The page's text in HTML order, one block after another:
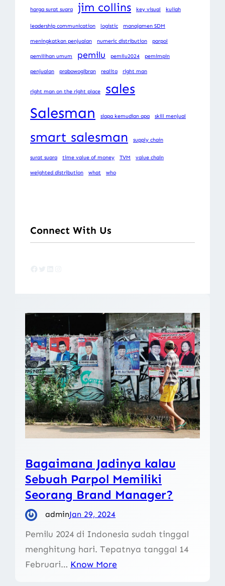
harga surat suara jim collins key visual kuliah
leadership communication logistic manajamen SDM
meningkatkan penjualan numeric distribution parpol
pemilihan umum pemilu pemilu2024 pemimpin
penjualan prabowogibran realita right man
right man on the right place sales
Salesman siapa kemudian apa skill menjual
smart salesman supply chain
surat suara time value of money TVM value chain
weighted distribution what who
Connect With Us
Bagaimana Jadinya kalau
Sebuah Parpol Memiliki
Seorang Brand Manager?
adminJan 29, 2024
Pemilu 2024 di Indonesia sudah tinggal
menghitung hari. Tepatnya tanggal 14
Februari… Know More